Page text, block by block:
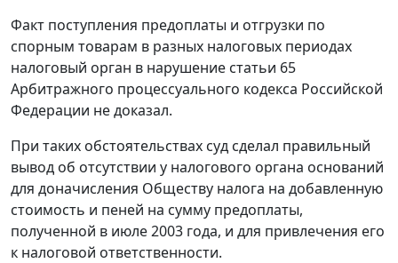
Факт поступления предоплаты и отгрузки по
спорным товарам в разных налоговых периодах
налоговый орган в нарушение статьи 65
Арбитражного процессуального кодекса Российской
Федерации не доказал.
При таких обстоятельствах суд сделал правильный
вывод об отсутствии у налогового органа оснований
для доначисления Обществу налога на добавленную
стоимость и пеней на сумму предоплаты,
полученной в июле 2003 года, и для привлечения его
к налоговой ответственности.